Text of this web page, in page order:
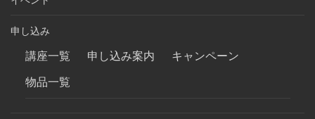
申し込み
講座一覧 申し込み案内
キャンペーン
物品一覧